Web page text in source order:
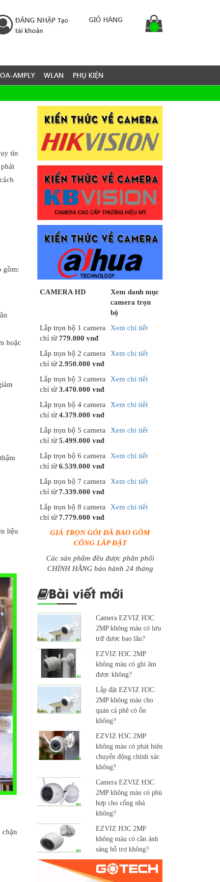
ĐĂNG NHẬP Tạo
tài khoản
GIỎ HÀNG
AMPLY WLAN PHỤ KIỆN
tín
gồm:
hoặc
liệu
chặn
CAMERA HD
Xem danh mục
camera trọn
bộ
Lắp trọn bộ 1 camera
chỉ từ779.000 vnđ
Xem chi tiết
Lắp trọn bộ 2 camera
chỉ từ2.950.000 vnđ
Xem chi tiết
Lắp trọn bộ 3 camera
chỉ từ3.470.000 vnđ
Xem chi tiết
Lắp trọn bộ 4 camera
chỉ từ4.379.000 vnđ
Xem chi tiết
Lắp trọn bộ 5 camera
chỉ từ5.499.000 vnđ
Xem chi tiết
Lắp trọn bộ 6 camera
chỉ từ6.539.000 vnđ
Xem chi tiết
Lắp trọn bộ 7 camera
chỉ từ7.339.000 vnđ
Xem chi tiết
Lắp trọn bộ 8 camera
chỉ từ7.779.000 vnđ
Xem chi tiết
GIÁ TRỌN GÓI ĐÃ BAO GỒM
CÔNG LẮP ĐẶT
Các sản phẩm đều được phân phối
CHÍNH HÃNG bảo hành 24 tháng
Bài viết mới
Camera EZVIZ H3C
2MP không màu có lưu
trữ được bao lâu?
EZVIZ H3C 2MP
không màu có ghi âm
được không?
Lắp đặt EZVIZ H3C
2MP không màu cho
quán cà phê có ổn
không?
EZVIZ H3C 2MP
không màu có phát hiện
chuyển động chính xác
không?
Camera EZVIZ H3C
2MP không màu có phù
hợp cho cổng nhà
không?
EZVIZ H3C 2MP
không màu có cần ánh
sáng hỗ trợ không?